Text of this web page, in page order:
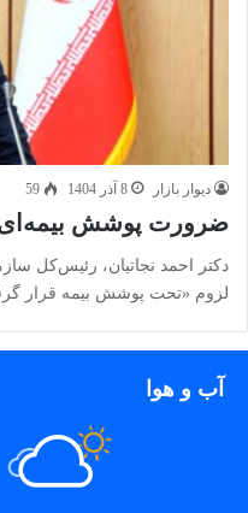
دیوار بازار 8 آذر 1404 59
ضرورت پوشش بیمه‌ای
دکتر احمد نجاتیان، رئیس‌کل
لزوم «تحت پوشش بیمه قرار
آب و هوا